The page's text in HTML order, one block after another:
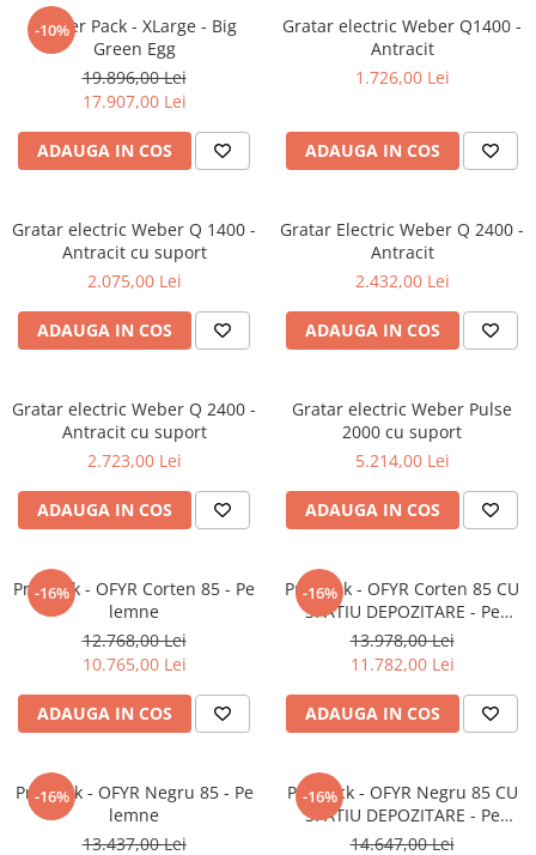
Burlane fi 200
Burlane fi 220
Burlane fi 250
Reductii burlane
RECUPERATOARE DE CALDURA
ADEZIVI SI MORTARE
SUPORT FOCAR
CENTRALE TERMICE
CENTRALE COMBUSTIBIL SOLID
AUTOMATIZARI SI TERMOSTATE
PUFFERE
ACCESORII ȘEMINEE ȘI
ÎNTREȚINERE
Usi de semineu
Curatare si intretinere
Suporturi pentru lemne
Accesorii montaj si racordare
GRILE SI PIESE DE DE VENTILAȚIE
GRILE AERISIRE SEMINEE
GRILE ALBE
GRILE NEGRE / GRAFIT
-10%
Starter Pack - XLarge - Big
Green Egg
19.896,00 Lei
17.907,00 Lei
ADAUGA IN COS
Gratar electric Weber Q1400 -
Antracit
1.726,00 Lei
ADAUGA IN COS
Gratar electric Weber Q 1400 -
Antracit cu suport
2.075,00 Lei
ADAUGA IN COS
Gratar Electric Weber Q 2400 -
Antracit
2.432,00 Lei
ADAUGA IN COS
Gratar electric Weber Q 2400 -
Antracit cu suport
2.723,00 Lei
ADAUGA IN COS
Gratar electric Weber Pulse
2000 cu suport
5.214,00 Lei
ADAUGA IN COS
-16%
Pro Pack - OFYR Corten 85 - Pe
lemne
12.768,00 Lei
10.765,00 Lei
ADAUGA IN COS
-16%
Pro Pack - OFYR Corten 85 CU
SPATIU DEPOZITARE - Pe
lemne
13.978,00 Lei
11.782,00 Lei
ADAUGA IN COS
-16%
Pro Pack - OFYR Negru 85 - Pe
lemne
13.437,00 Lei
-16%
Pro Pack - OFYR Negru 85 CU
SPATIU DEPOZITARE - Pe
lemne
14.647,00 Lei